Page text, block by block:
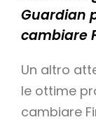
Guardian
cambiare
Un altro
le ottime
cambiare